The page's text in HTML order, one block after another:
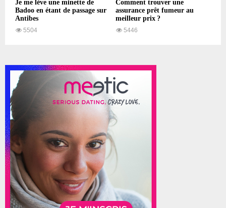
Je me lève une minette de
Badoo en étant de passage sur
Antibes
5504
Comment trouver une
assurance prêt fumeur au
meilleur prix ?
5446